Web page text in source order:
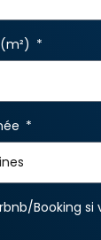
Booking si